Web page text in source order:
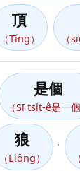
頂
（Tíng） （
是個
（Sī tsi̍t-ê是一個
狼
（Liông）